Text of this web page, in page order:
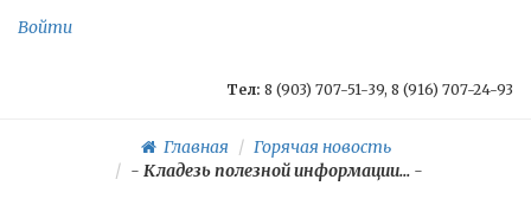
Войти
Тел: 8 (903) 707-51-39, 8 (916) 707-24-93
Главная
Горячая новость
- Кладезь полезной информации...-